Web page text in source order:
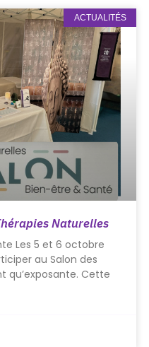
ACTUALITÉS
Naturelles
Les 5 et 6 octobre
au Salon des
qu’exposante. Cette